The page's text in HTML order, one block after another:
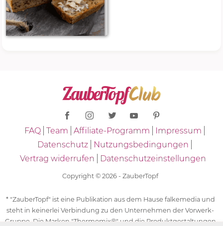
FAQ Team Affiliate-Programm
Impressum
Datenschutz
Nutzungsbedingungen
Vertrag widerrufen
Datenschutzeinstellungen
Copyright © 2026 - ZauberTopf
* "ZauberTopf" ist eine Publikation aus dem Hause falkemedia und
steht in keinerlei Verbindung zu den Unternehmen der Vorwerk-
Gruppe. Die Marken "Thermomix®" und die Produktgestaltungen